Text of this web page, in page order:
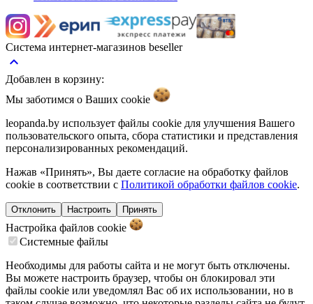
Система интернет-магазинов beseller
keyboard_arrow_up
Добавлен в корзину:
Мы заботимся о Ваших cookie
leopanda.by использует файлы cookie для улучшения Вашего
пользовательского опыта, сбора статистики и представления
персонализированных рекомендаций.
Нажав «Принять», Вы даете согласие на обработку файлов
cookie в соответствии с Политикой обработки файлов cookie.
Отклонить Настроить Принять
Настройка файлов cookie
Системные файлы
Необходимы для работы сайта и не могут быть отключены.
Вы можете настроить браузер, чтобы он блокировал эти
файлы cookie или уведомлял Вас об их использовании, но в